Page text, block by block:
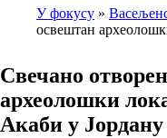
Breadcrumb
У фокусу
освештан
Свечано
археолошки
Акаби у Јордану